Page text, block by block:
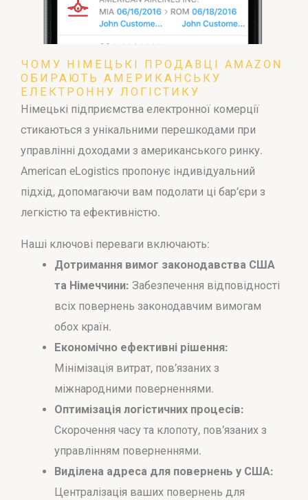
ЧОМУ НІМЕЦЬКІ ПРОДАВЦІ AMAZON
ОБИРАЮТЬ АМЕРИКАНСЬКУ
ЕЛЕКТРОННУ ЛОГІСТИКУ
Німецькі підприємства електронної комерції
стикаються з унікальними перешкодами при
управлінні доходами з американського ринку.
American eLogistics пропонує індивідуальний
підхід, допомагаючи вам подолати ці бар’єри з
легкістю та ефективністю.
Наші ключові переваги включають:
Дотримання вимог законодавства США
та Німеччини: Забезпечення відповідності
всіх повернень законодавчим вимогам
обох країн.
Економічно ефективні рішення:
Мінімізація витрат, пов’язаних з
міжнародними поверненнями.
Оптимізація логістичних процесів:
Скорочення часу та клопоту, пов’язаних з
управлінням поверненнями.
Виділена адреса для повернень у США:
Централізація ваших повернень для